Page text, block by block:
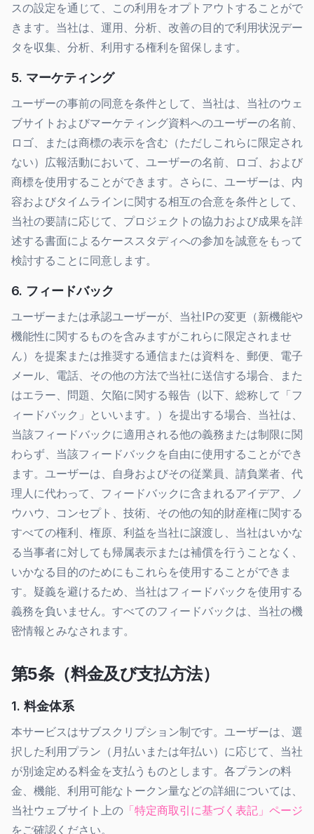
スの設定を通じて、この利用をオプトアウトすることがで
きます。当社は、運用、分析、改善の目的で利用状況デー
タを収集、分析、利用する権利を留保します。
5. マーケティング
ユーザーの事前の同意を条件として、当社は、当社のウェ
ブサイトおよびマーケティング資料へのユーザーの名前、
ロゴ、または商標の表示を含む（ただしこれらに限定され
ない）広報活動において、ユーザーの名前、ロゴ、および
商標を使用することができます。さらに、ユーザーは、内
容およびタイムラインに関する相互の合意を条件として、
当社の要請に応じて、プロジェクトの協力および成果を詳
述する書面によるケーススタディへの参加を誠意をもって
検討することに同意します。
6. フィードバック
ユーザーまたは承認ユーザーが、当社IPの変更（新機能や
機能性に関するものを含みますがこれらに限定されませ
ん）を提案または推奨する通信または資料を、郵便、電子
メール、電話、その他の方法で当社に送信する場合、また
はエラー、問題、欠陥に関する報告（以下、総称して「フ
ィードバック」といいます。）を提出する場合、当社は、
当該フィードバックに適用される他の義務または制限に関
わらず、当該フィードバックを自由に使用することができ
ます。ユーザーは、自身およびその従業員、請負業者、代
理人に代わって、フィードバックに含まれるアイデア、ノ
ウハウ、コンセプト、技術、その他の知的財産権に関する
すべての権利、権原、利益を当社に譲渡し、当社はいかな
る当事者に対しても帰属表示または補償を行うことなく、
いかなる目的のためにもこれらを使用することができま
す。疑義を避けるため、当社はフィードバックを使用する
義務を負いません。すべてのフィードバックは、当社の機
密情報とみなされます。
第5条（料金及び支払方法）
1. 料金体系
本サービスはサブスクリプション制です。ユーザーは、選
択した利用プラン（月払いまたは年払い）に応じて、当社
が別途定める料金を支払うものとします。各プランの料
金、機能、利用可能なトークン量などの詳細については、
当社ウェブサイト上の 「特定商取引に基づく表記」ページ
をご確認ください。